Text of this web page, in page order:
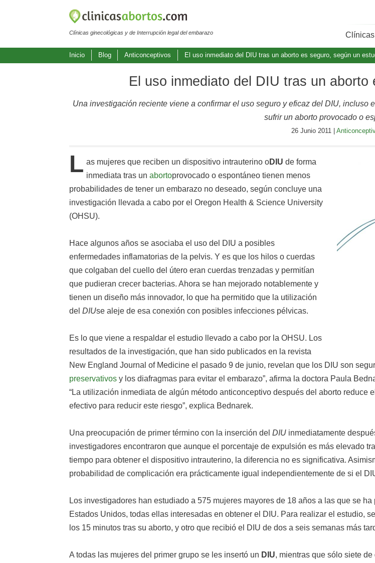
Clínicas ginecológicas y de Interrupción legal del embarazo Clínicas
Inicio Blog Anticonceptivos El uso inmediato del DIU tras un aborto es seguro, según un
El uso inmediato del DIU tras un
Una investigación reciente viene a confirmar el uso seguro y eficaz del DIU,
sufrir un aborto provocado o
26 Junio 2011 |
L as mujeres que reciben un dispositivo intrauterino oDIU de forma
inmediata tras un abortoprovocado o espontáneo tienen menos
probabilidades de tener un embarazo no deseado, según concluye una
investigación llevada a cabo por el Oregon Health & Science University
(OHSU).
Hace algunos años se asociaba el uso del DIU a posibles
enfermedades inflamatorias de la pelvis. Y es que los hilos o cuerdas
que colgaban del cuello del útero eran cuerdas trenzadas y permitían
que pudieran crecer bacterias. Ahora se han mejorado notablemente y
tienen un diseño más innovador, lo que ha permitido que la utilización
del DIUse aleje de esa conexión con posibles infecciones pélvicas.
Es lo que viene a respaldar el estudio llevado a cabo por la OHSU. Los
resultados de la investigación, que han sido publicados en la revista
New England Journal of Medicine el pasado 9 de junio, revelan que los DIU son
preservativos y los diafragmas para evitar el embarazo”, afirma la doctora Paula
“La utilización inmediata de algún método anticonceptivo después del aborto reduce
efectivo para reducir este riesgo”, explica Bednarek.
Una preocupación de primer término con la inserción del DIU inmediatamente
investigadores encontraron que aunque el porcentaje de expulsión es más elevado
tiempo para obtener el dispositivo intrauterino, la diferencia no es significativa.
probabilidad de complicación era prácticamente igual independientemente de si el
Los investigadores han estudiado a 575 mujeres mayores de 18 años a las que se
Estados Unidos, todas ellas interesadas en obtener el DIU. Para realizar el estudio,
los 15 minutos tras su aborto, y otro que recibió el DIU de dos a seis semanas más
A todas las mujeres del primer grupo se les insertó un DIU, mientras que sólo siete